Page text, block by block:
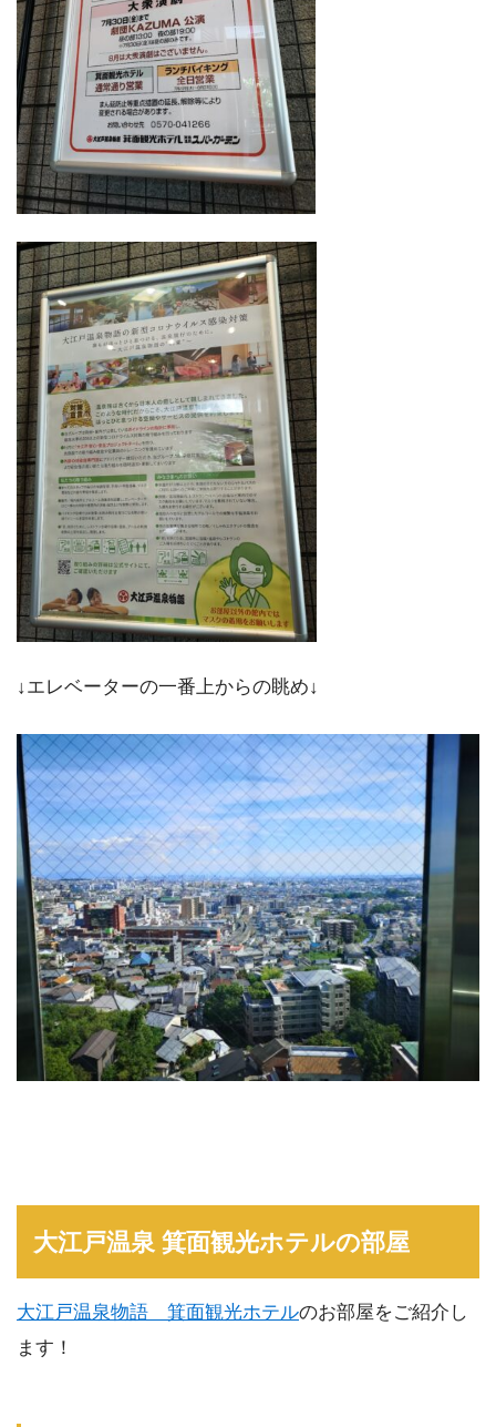
↓エレベーターの一番上からの眺め↓
大江戸温泉 箕面観光ホテルの部屋
大江戸温泉物語 箕面観光ホテルのお部屋をご紹介し
ます！